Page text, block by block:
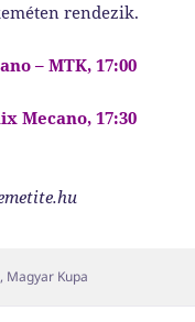
rendezik.
– MTK, 17:00
Mecano, 17:30
, Magyar Kupa